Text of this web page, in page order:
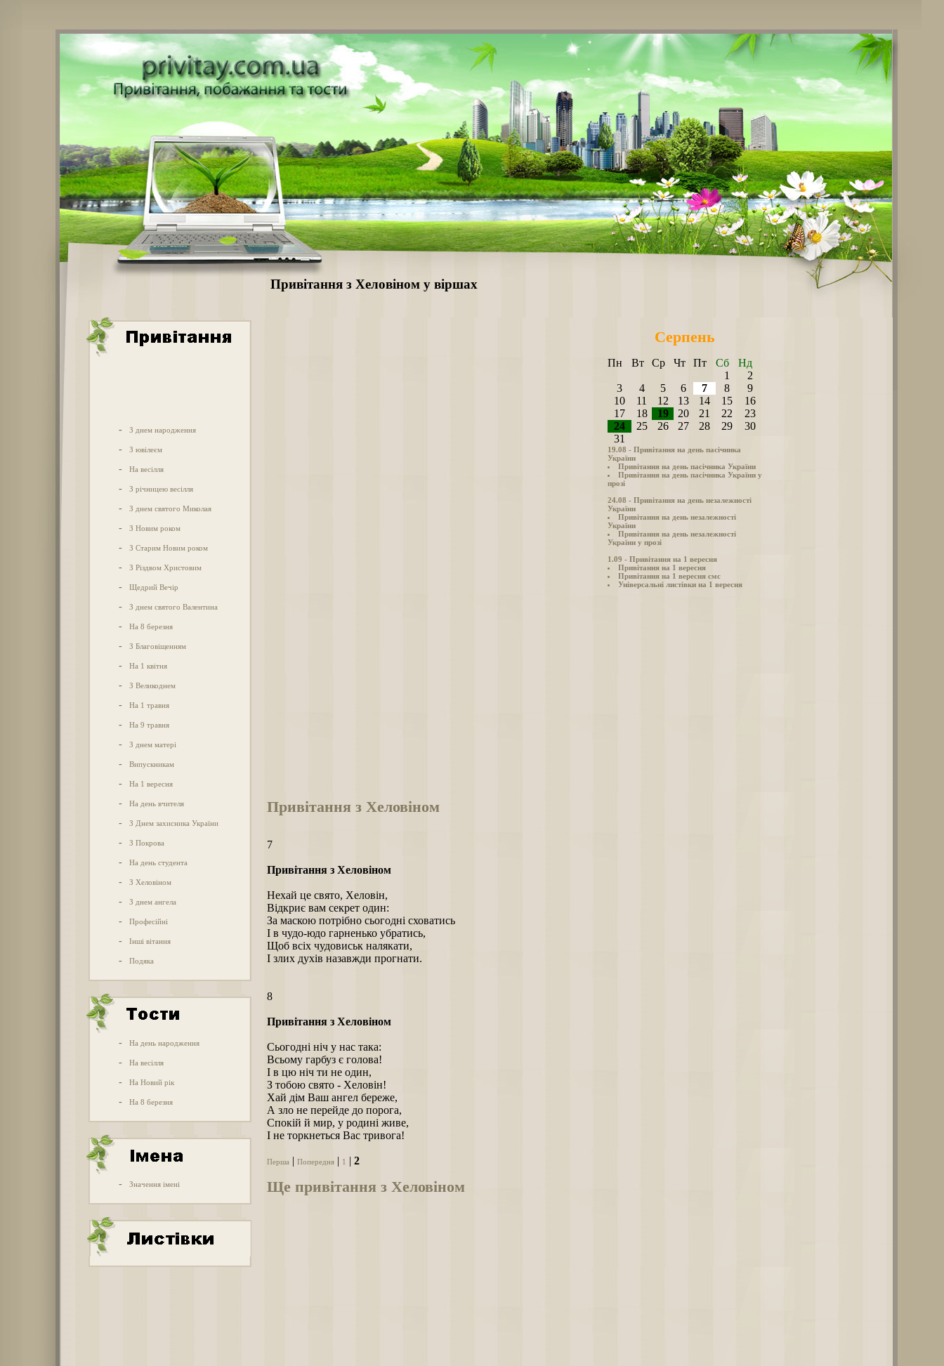
Привітання з Хеловіном у віршах
- З днем народження
- З ювілеєм
- На весілля
- З річницею весілля
- З днем святого Миколая
- З Новим роком
- З Старим Новим роком
- З Різдвом Христовим
- Щедрий Вечір
- З днем святого Валентина
- На 8 березня
- З Благовіщенням
- На 1 квітня
- З Великоднем
- На 1 травня
- На 9 травня
- З днем матері
- Випускникам
- На 1 вересня
- На день вчителя
- З Днем захисника України
- З Покрова
- На день студента
- З Хеловіном
- З днем ангела
- Професійні
- Інші вітання
- Подяка
- На день народження
- На весілля
- На Новий рік
- На 8 березня
- Значення імені
Серпень
Пн Вт Ср Чт Пт Сб
Нд
1
2
3
4 5 6 7 8
9
10
11 12 13 14 15
16
17
18 19 20 21 22
23
24
25 26 27 28 29
30
31
19.08 - Привітання на день пасічника
України
Привітання на день пасічника України
Привітання на день пасічника України у
прозі
24.08 - Привітання на день незалежності
України
Привітання на день незалежності
України
Привітання на день незалежності
України у прозі
1.09 - Привітання на 1 вересня
Привітання на 1 вересня
Привітання на 1 вересня смс
Універсальні листівки на 1 вересня
Привітання з Хеловіном
7
Привітання з Хеловіном
Нехай це свято, Хеловін,
Відкриє вам секрет один:
За маскою потрібно сьогодні сховатись
І в чудо-юдо гарненько убратись,
Щоб всіх чудовиськ налякати,
І злих духів назавжди прогнати.
8
Привітання з Хеловіном
Сьогодні ніч у нас така:
Всьому гарбуз є голова!
І в цю ніч ти не один,
З тобою свято - Хеловін!
Хай дім Ваш ангел береже,
А зло не перейде до порога,
Спокій й мир, у родині живе,
І не торкнеться Вас тривога!
Перша Попередня 1 2
Ще привітання з Хеловіном